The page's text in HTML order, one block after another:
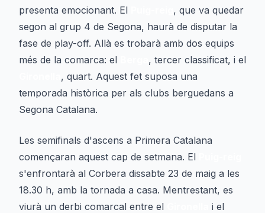
presenta emocionant. El
, que va quedar
segon al grup 4 de Segona, haurà de disputar la
fase de play-off. Allà es trobarà amb dos equips
més de la comarca: el
, tercer classificat, i el
, quart. Aquest fet suposa una
temporada històrica per als clubs berguedans a
Segona Catalana.
Les semifinals d'ascens a Primera Catalana
començaran aquest cap de setmana. El
s'enfrontarà al Corbera dissabte 23 de maig a les
18.30 h, amb la tornada a casa. Mentrestant, es
viurà un derbi comarcal entre el
i el